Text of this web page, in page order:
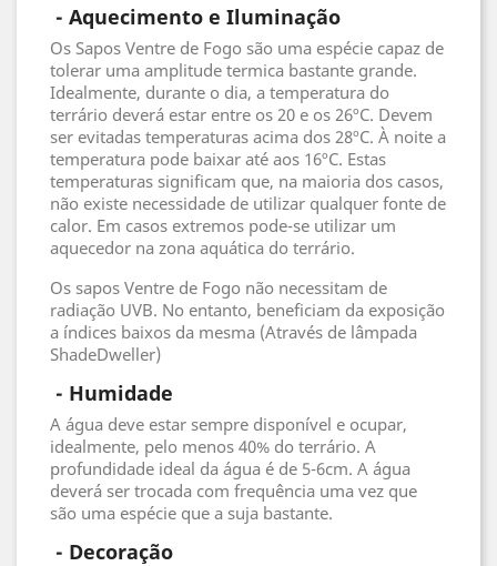
- Aquecimento e Iluminação
Os Sapos Ventre de Fogo são uma espécie capaz de
tolerar uma amplitude termica bastante grande.
Idealmente, durante o dia, a temperatura do
terrário deverá estar entre os 20 e os 26ºC. Devem
ser evitadas temperaturas acima dos 28ºC. À noite a
temperatura pode baixar até aos 16ºC. Estas
temperaturas significam que, na maioria dos casos,
não existe necessidade de utilizar qualquer fonte de
calor. Em casos extremos pode-se utilizar um
aquecedor na zona aquática do terrário.
Os sapos Ventre de Fogo não necessitam de
radiação UVB. No entanto, beneficiam da exposição
a índices baixos da mesma (Através de lâmpada
ShadeDweller)
- Humidade
A água deve estar sempre disponível e ocupar,
idealmente, pelo menos 40% do terrário. A
profundidade ideal da água é de 5-6cm. A água
deverá ser trocada com frequência uma vez que
são uma espécie que a suja bastante.
- Decoração